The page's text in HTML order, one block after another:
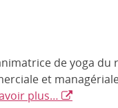
de yoga du
et
plus…